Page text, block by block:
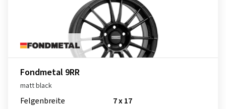
Fondmetal 9RR
matt black
Felgenbreite
7 x 17